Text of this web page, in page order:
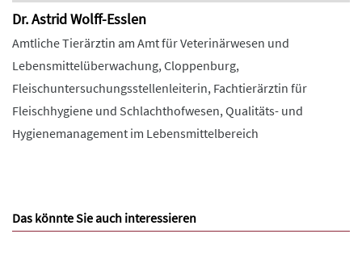
Dr. Astrid Wolff-Esslen
Amtliche Tierärztin am Amt für Veterinärwesen und
Lebensmittelüberwachung, Cloppenburg,
Fleischuntersuchungsstellenleiterin, Fachtierärztin für
Fleischhygiene und Schlachthofwesen, Qualitäts- und
Hygienemanagement im Lebensmittelbereich
Das könnte Sie auch interessieren